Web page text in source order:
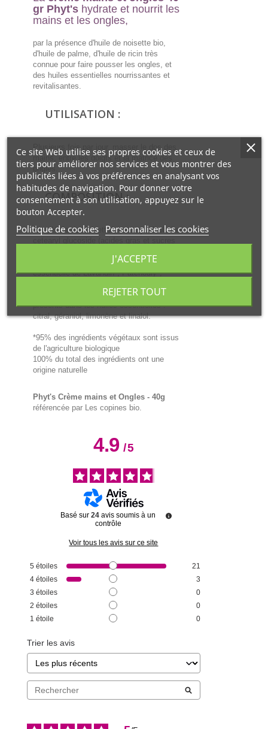
gr Phyt's hydrate et nourrit les
mains et les ongles,
par la présence d'huile de noisette bio,
d'huile de palme, d'huile de ricin très
connue pour faire pousser les ongles, et
des huiles essentielles nourrissantes et
revitalisantes.
UTILISATION :
Plusieurs fois par jour, masser le dos des
mains, entre les doigts et la matrice des
ongles.
COMPOSITION :
Eau, Huile de Noisette*, cetearyl alcohol et
de Ricin, Vitamine E naturelle, Huile
essentielle de Lavandin*, Patchouly*,
silicium et ingrédients naturellement
présents dans les huiles essentielles :
citral, géraniol, limonène et linalol.
*95% des ingrédients végétaux sont issus
de l'agriculture biologique
100% du total des ingrédients ont une
origine naturelle
Phyt's Crème mains et Ongles - 40g
référencée par Les copines bio.
4.9/5
Basé sur24 avis soumis à un
contrôle
Voir tous les avis sur ce site
5 étoiles
21
4 étoiles
3
3 étoiles
0
2 étoiles
0
1 étoile 0
Trier les avis
Ce site Web utilise ses propres cookies et ceux de
tiers pour améliorer nos services et vous montrer des
publicités liées à vos préférences en analysant vos
habitudes de navigation. Pour donner votre
consentement à son utilisation, appuyez sur le
bouton Accepter.
Politique de cookies Personnaliser les cookies
REJETER TOUT
J'ACCEPTE